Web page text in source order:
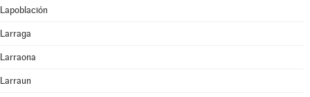
Lapoblación
Larraga
Larraona
Larraun